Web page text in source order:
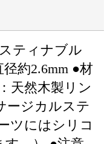
ティナブル
約2.6mm ●材
天然木製リン
ージカルステ
ツにはシリコ